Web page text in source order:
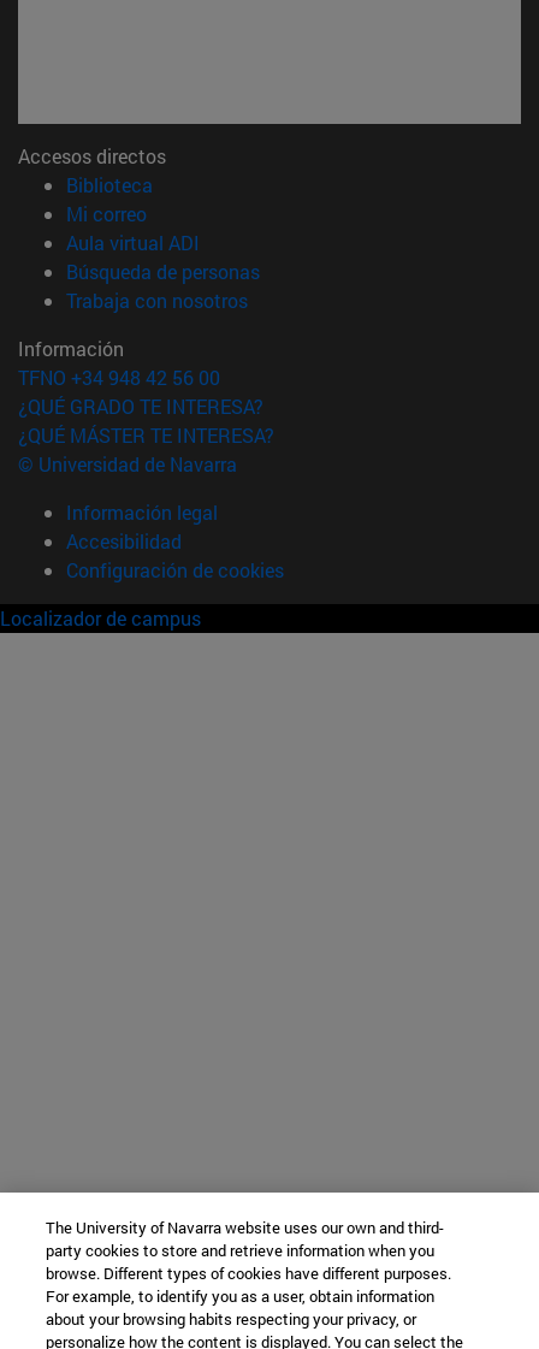
Accesos directos
Biblioteca
Mi correo(abre en nueva ventana)
Aula virtual ADI
Búsqueda de personas(abre en nueva ventana)
Trabaja con nosotros(abre en nueva ventana)
Información
TFNO +34 948 42 56 00
¿QUÉ GRADO TE INTERESA?
¿QUÉ MÁSTER TE INTERESA?
© Universidad de Navarra
Información legal
Accesibilidad
Configuración de cookies
Localizador de campus
The University of Navarra website uses our own and third-
party cookies to store and retrieve information when you
browse. Different types of cookies have different purposes.
For example, to identify you as a user, obtain information
about your browsing habits respecting your privacy, or
personalize how the content is displayed. You can select the